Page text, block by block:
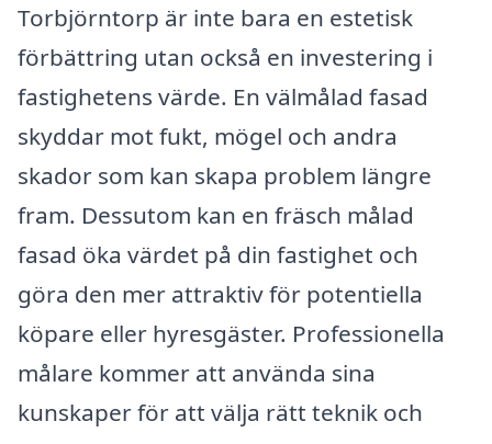
Torbjörntorp är inte bara en estetisk
förbättring utan också en investering i
fastighetens värde. En välmålad fasad
skyddar mot fukt, mögel och andra
skador som kan skapa problem längre
fram. Dessutom kan en fräsch målad
fasad öka värdet på din fastighet och
göra den mer attraktiv för potentiella
köpare eller hyresgäster. Professionella
målare kommer att använda sina
kunskaper för att välja rätt teknik och